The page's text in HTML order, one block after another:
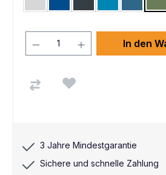
In den
3 Jahre Mindestgarantie
Sichere und schnelle Zahlung